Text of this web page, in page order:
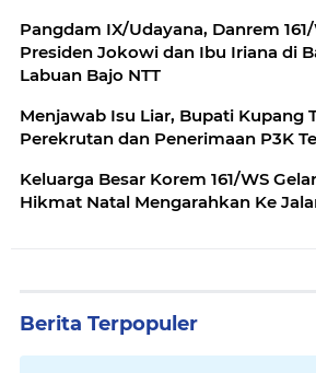
Pangdam IX/Udayana, Danrem
Presiden Jokowi dan Ibu Iriana di
Labuan Bajo NTT
Menjawab Isu Liar, Bupati Kupang
Perekrutan dan Penerimaan P3K
Keluarga Besar Korem 161/WS
Hikmat Natal Mengarahkan Ke
Berita Terpopuler